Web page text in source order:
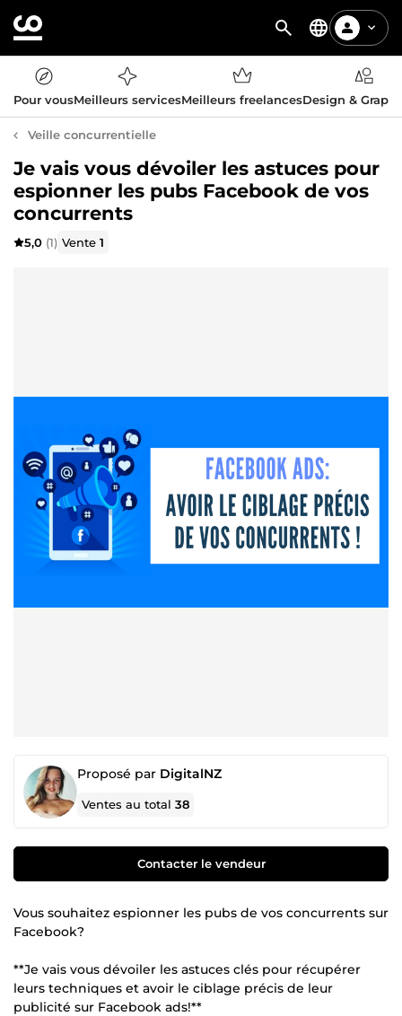
Pour vousMeilleurs servicesMeilleurs freelancesDesign &
Veille concurrentielle
Je vais vous dévoiler les astuces pour
espionner les pubs Facebook de vos
concurrents
5,0 (1) Vente1
Proposé par DigitalNZ
Ventes au total38
Contacter le vendeur
Vous souhaitez espionner les pubs de vos concurrents sur
Facebook?
**Je vais vous dévoiler les astuces clés pour récupérer
leurs techniques et avoir le ciblage précis de leur
publicité sur Facebook ads!**